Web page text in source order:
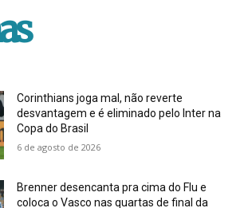
Corinthians joga mal, não reverte
desvantagem e é eliminado pelo Inter na
Copa do Brasil
6 de agosto de 2026
Brenner desencanta pra cima do Flu e
coloca o Vasco nas quartas de final da